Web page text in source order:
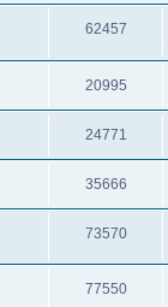
62457
20995
24771
35666
73570
77550